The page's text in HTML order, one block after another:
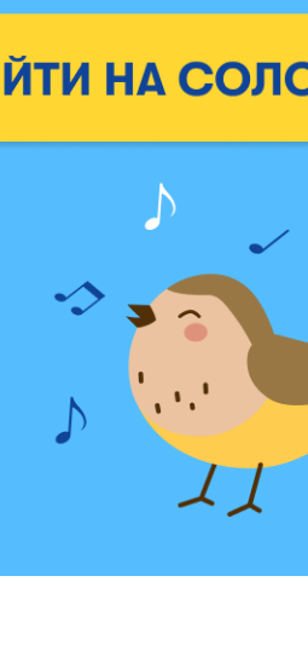
Кажется, набор
заказывайте и